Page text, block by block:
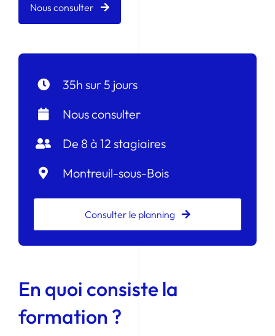
Nous consulter
35h sur 5 jours
Nous consulter
De 8 à 12 stagiaires
Montreuil-sous-Bois
Consulter le planning
En quoi consiste la
formation ?